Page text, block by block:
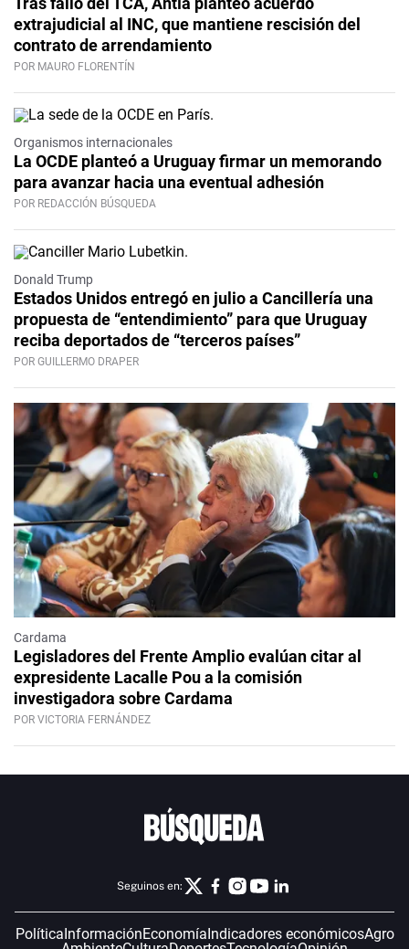
extrajudicial al INC, que mantiene rescisión del
contrato de arrendamiento
POR MAURO FLORENTÍN
Organismos internacionales
La OCDE planteó a Uruguay firmar un memorando
para avanzar hacia una eventual adhesión
POR REDACCIÓN BÚSQUEDA
Donald Trump
Estados Unidos entregó en julio a Cancillería una
propuesta de “entendimiento” para que Uruguay
reciba deportados de “terceros países”
POR GUILLERMO DRAPER
Cardama
Legisladores del Frente Amplio evalúan citar al
expresidente Lacalle Pou a la comisión
investigadora sobre Cardama
POR VICTORIA FERNÁNDEZ
Seguinos en:
PolíticaInformaciónEconomíaIndicadores económicosAgro